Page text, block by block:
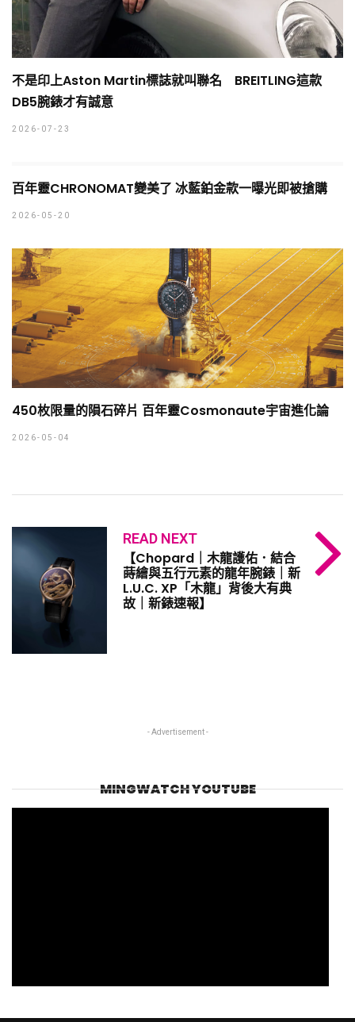
不是印上Aston Martin標誌就叫聯名 BREITLING這款
DB5腕錶才有誠意
2026-07-23
百年靈CHRONOMAT變美了 冰藍鉑金款一曝光即被搶購
2026-05-20
450枚限量的隕石碎片 百年靈Cosmonaute宇宙進化論
2026-05-04
READ NEXT
【Chopard｜木龍護佑．結合
蒔繪與五行元素的龍年腕錶｜新
L.U.C. XP「木龍」背後大有典
故｜新錶速報】
- Advertisement -
MINGWATCH YOUTUBE